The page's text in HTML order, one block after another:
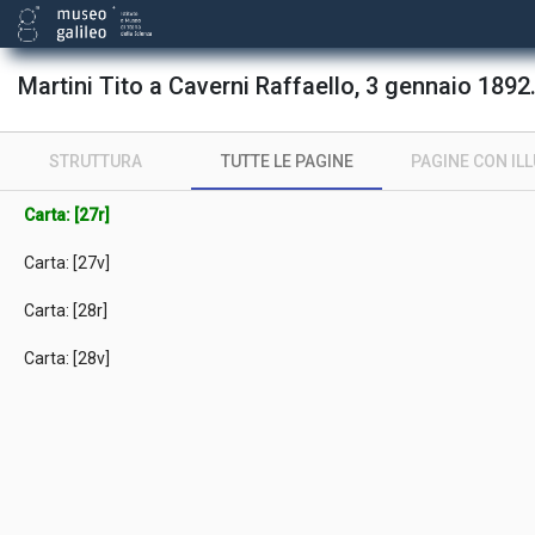
Martini Tito a Caverni Raffaello, 3 gennaio 1892.
STRUTTURA TUTTE LE PAGINE PAGINE CON
Carta: [27r]
Carta: [27v]
Carta: [28r]
Carta: [28v]